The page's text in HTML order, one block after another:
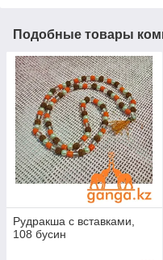
Подобные товары
Рудракша с вставками,
108 бусин